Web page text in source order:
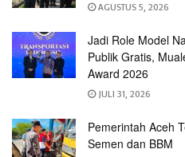
AGUSTUS 5, 2026
Jadi Role Model
Publik Gratis,
Award 2026
JULI 31, 2026
Pemerintah Aceh
Semen dan BBM